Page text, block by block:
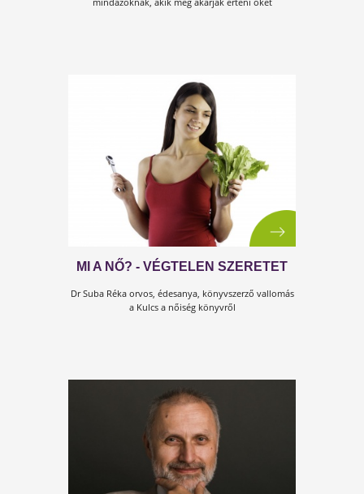
HA A BARÁTNŐM LENNÉL, EZT
SÚGNÁM A FÜLEDBE...
Most hajolj közelebb, mert csak Neked írtam ezt a
sort itt.